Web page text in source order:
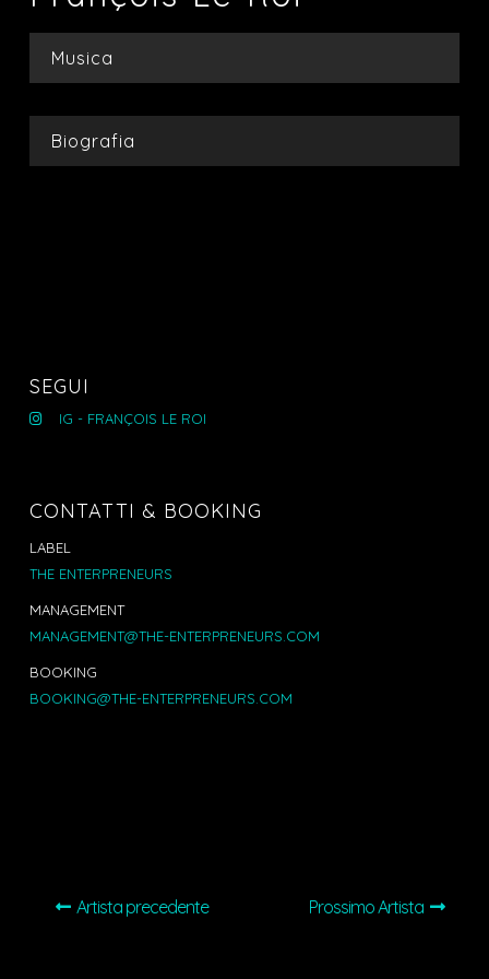
Musica
Biografia
SEGUI
IG - FRANÇOIS LE ROI
CONTATTI & BOOKING
LABEL
THE ENTERPRENEURS
MANAGEMENT
MANAGEMENT@THE-ENTERPRENEURS.COM
BOOKING
BOOKING@THE-ENTERPRENEURS.COM
Artista precedente Prossimo Artista